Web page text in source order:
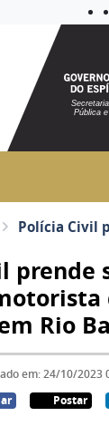
Pública
prende
Rio
em: 24/10/2023
Postar